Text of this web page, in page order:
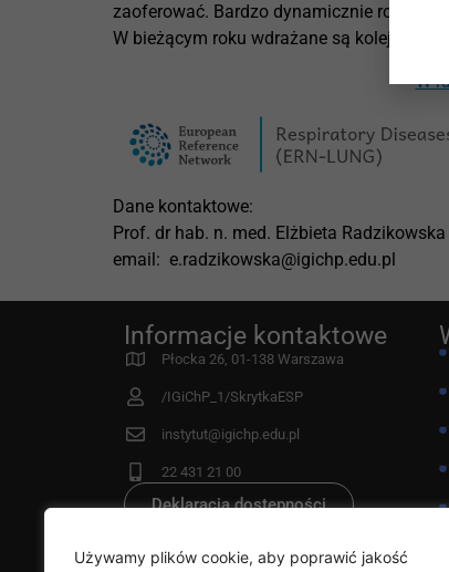
Używamy plików cookie, aby poprawić jakość
zaoferować. Bardzo dynamicznie
W bieżącym roku wdrażane są kolejne
W
Dane kontaktowe:
Prof. dr hab. n. med. Elżbieta Radzikowska
email: e.radzikowska@igichp.edu.pl
Informacje kontaktowe
Płocka 26, 01-138 Warszawa
/IGiChP_1/SkrytkaESP
instytut@igichp.edu.pl
22 431 21 00
Deklaracja dostępności